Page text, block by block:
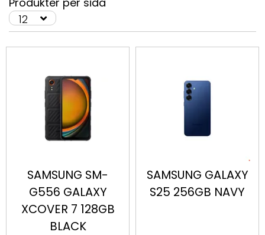
SAMSUNG SM-
G556 GALAXY
XCOVER 7 128GB
BLACK
SAMSUNG GALAXY
S25 256GB NAVY